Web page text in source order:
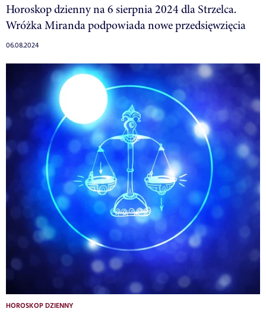
Horoskop dzienny na 6 sierpnia 2024 dla Strzelca.
Wróżka Miranda podpowiada nowe przedsięwzięcia
06.08.2024
HOROSKOP DZIENNY